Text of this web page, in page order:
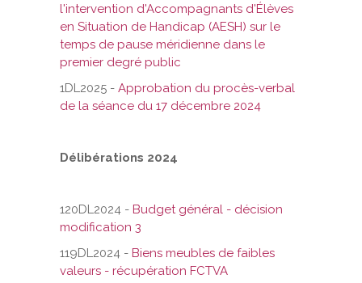
l'intervention d'Accompagnants d'Élèves
en Situation de Handicap (AESH) sur le
temps de pause méridienne dans le
premier degré public
1DL2025 - Approbation du procès-verbal
de la séance du 17 décembre 2024
Délibérations 2024
120DL2024 - Budget général - décision
modification 3
119DL2024 - Biens meubles de faibles
valeurs - récupération FCTVA